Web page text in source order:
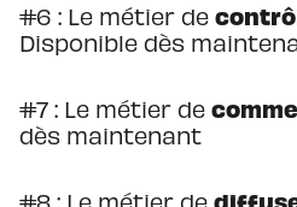
#6 : Le métier de
Disponible dès
#7 : Le métier de
dès maintenant